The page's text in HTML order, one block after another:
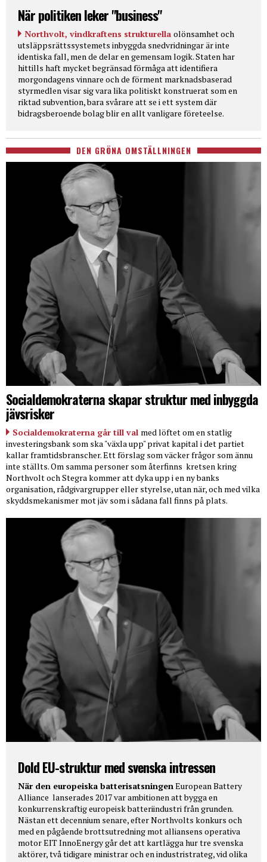
När politiken leker "business"
Northvolt, vindkraftens strukturella olönsamhet och
utsläppsrättssystemets inbyggda snedvridningar är inte
identiska fall, men de delar en gemensam logik. Staten har
hittills haft mycket begränsad förmåga att identifiera
morgondagens vinnare och de förment marknadsbaserad
styrmedlen visar sig vara lika politiskt konstruerat som en
riktad subvention, bara svårare att se i ett system där
bidragsberoende bolag blir en allt vanligare företeelse.
DEN GRÖNA OMSTÄLLNINGEN
Socialdemokraterna skapar struktur med inbyggda
jävsrisker
Socialdemokraterna går till val med löftet om en statlig
investeringsbank som ska "växla upp" privat kapital i det partiet
kallar framtidsbranscher. Ett förslag som väcker frågor som ännu
inte ställts. Om samma personer som återfinns kretsen kring
Northvolt och Stegra kommer att dyka upp i en ny banks
organisation, rådgivargrupper eller styrelse, utan när, och med vilka
skyddsmekanismer mot jäv som i sådana fall finns på plats.
Dold EU-struktur med svenska intressen
När den europeiska batterisatsningenEuropean Battery
Alliance lanserades 2017 var ambitionen att bygga en
konkurrenskraftig europeisk batteriindustri från grunden.
Nästan ett decennium senare, efter Northvolts konkurs och
med en pågående brottsutredning mot alliansens operativa
motor EIT InnoEnergy går det att kartlägga hur tre svenska
aktörer, två tidigare ministrar och en industristrateg, vid olika